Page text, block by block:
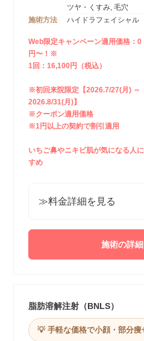
ツヤ・くすみ, 毛穴
施術方法
ハイドラフェイシャル
Web限定キャンペーン適用価格：0
円〜！※
1回：16,100円（税込）
※初回来院限定【2026.7/27(月) ～
2026.8/31(月)】
※クーポン適用価格
※1円以上の契約で割引適用
いちご鼻やニキビ肌が気になる人
すめ
≫料金詳細を見る
施術の詳
脂肪溶解注射（BNLS）
💡 手軽な価格で小顔・部分痩